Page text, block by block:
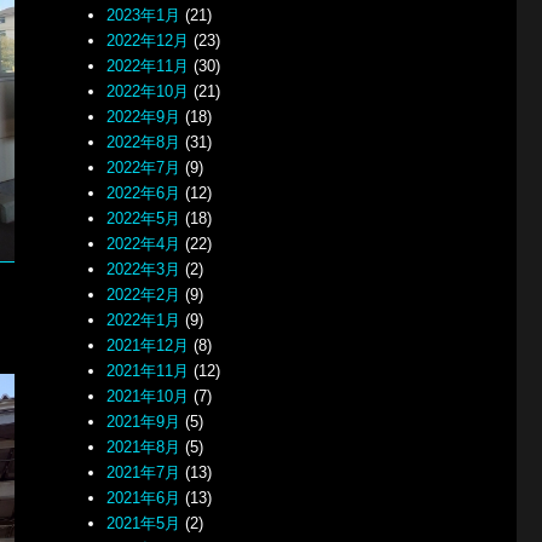
2023年1月 (21)
2022年12月 (23)
2022年11月 (30)
2022年10月 (21)
2022年9月 (18)
2022年8月 (31)
2022年7月 (9)
2022年6月 (12)
2022年5月 (18)
2022年4月 (22)
2022年3月 (2)
2022年2月 (9)
2022年1月 (9)
2021年12月 (8)
2021年11月 (12)
2021年10月 (7)
2021年9月 (5)
2021年8月 (5)
2021年7月 (13)
2021年6月 (13)
2021年5月 (2)